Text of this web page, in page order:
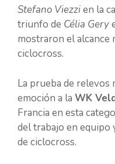
Stefano Viezzien la
triunfo de Célia Gery
mostraron el alcance
ciclocross.
La prueba de relevos
emoción a la WK
Francia en esta
del trabajo en equipo
de ciclocross.